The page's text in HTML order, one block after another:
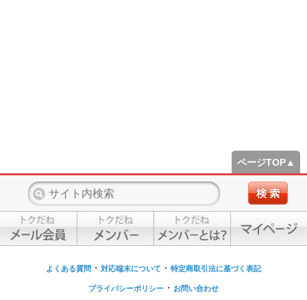
ページTOP▲
よくある質問 ・ 対応端末について ・ 特定商取引法に基づく表記
プライバシーポリシー ・ お問い合わせ